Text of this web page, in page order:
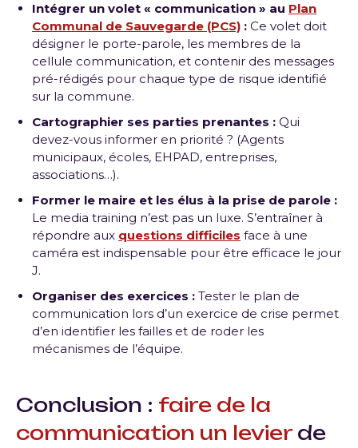
Intégrer un volet « communication » au Plan
Communal de Sauvegarde (PCS) : Ce volet doit
désigner le porte-parole, les membres de la
cellule communication, et contenir des messages
pré-rédigés pour chaque type de risque identifié
sur la commune.
Cartographier ses parties prenantes : Qui
devez-vous informer en priorité ? (Agents
municipaux, écoles, EHPAD, entreprises,
associations…).
Former le maire et les élus à la prise de parole :
Le media training n’est pas un luxe. S’entraîner à
répondre aux questions difficiles face à une
caméra est indispensable pour être efficace le jour
J.
Organiser des exercices : Tester le plan de
communication lors d’un exercice de crise permet
d’en identifier les failles et de roder les
mécanismes de l’équipe.
Conclusion : faire de la
communication un levier de